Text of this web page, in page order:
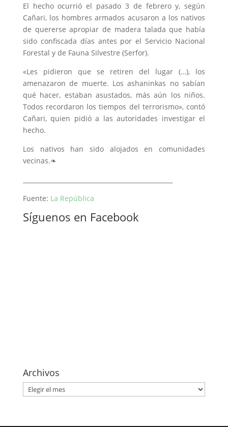
El hecho ocurrió el pasado 3 de febrero y, según
Cañari, los hombres armados acusaron a los nativos
de quererse apropiar de madera talada que había
sido confiscada días antes por el Servicio Nacional
Forestal y de Fauna Silvestre (Serfor).
«Les pidieron que se retiren del lugar (…), los
amenazaron de muerte. Los ashaninkas no sabían
qué hacer, estaban asustados, más aún los niños.
Todos recordaron los tiempos del terrorismo», contó
Cañari, quien pidió a las autoridades investigar el
hecho.
Los nativos han sido alojados en comunidades
vecinas.❧
Fuente: La República
Síguenos en Facebook
Archivos
Archivos